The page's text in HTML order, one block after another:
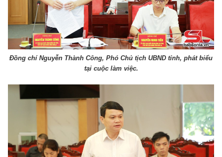
Đồng chí Nguyễn Thành Công, Phó Chủ tịch UBND tỉnh, phát biểu
tại cuộc làm việc.